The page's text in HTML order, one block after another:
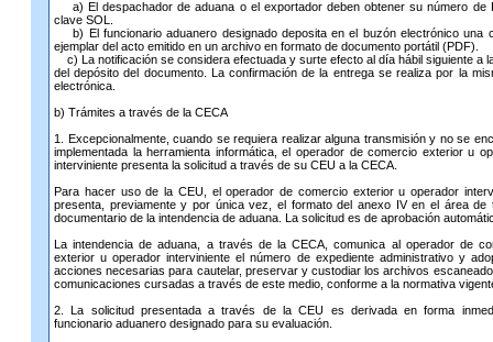
a) El despachador de aduana o el exportador deben obtener su número de
clave SOL.
b) El funcionario aduanero designado deposita en el buzón electrónico una
ejemplar del acto emitido en un archivo en formato de documento portátil (PDF).
c) La notificación se considera efectuada y surte efecto al día hábil siguiente a
del depósito del documento. La confirmación de la entrega se realiza por la
electrónica.
b) Trámites a través de la CECA
1. Excepcionalmente, cuando se requiera realizar alguna transmisión y no se
implementada la herramienta informática, el operador de comercio exterior u
interviniente presenta la solicitud a través de su CEU a la CECA.
Para hacer uso de la CEU, el operador de comercio exterior u operador
presenta, previamente y por única vez, el formato del anexo IV en el área de
documentario de la intendencia de aduana. La solicitud es de aprobación
La intendencia de aduana, a través de la CECA, comunica al operador de
exterior u operador interviniente el número de expediente administrativo y
acciones necesarias para cautelar, preservar y custodiar los archivos
comunicaciones cursadas a través de este medio, conforme a la normativa
2. La solicitud presentada a través de la CEU es derivada en forma
funcionario aduanero designado para su evaluación.